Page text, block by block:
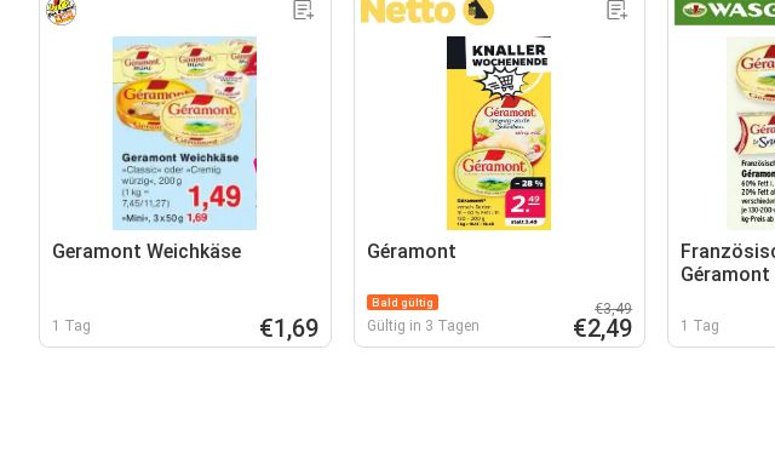
Geramont Weichkäse
1 Tag €1,69
Géramont
Bald gültig
Gültig in 3 Tagen
€3,49
€2,49
Géramont
1 Tag